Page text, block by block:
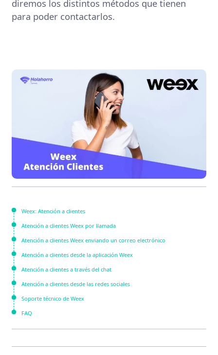
Weex: Atención a clientes
Atención a clientes Weex por llamada
Atención a clientes Weex enviando un correo electrónico
Atención a clientes desde la aplicación Weex
Atención a clientes a través del chat
Atención a clientes desde las redes sociales
Soporte técnico de Weex
FAQ
diremos los distintos métodos que tienen
para poder contactarlos.